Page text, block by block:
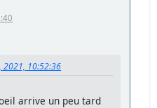
2021, 10:52:36
arrive un peu tard